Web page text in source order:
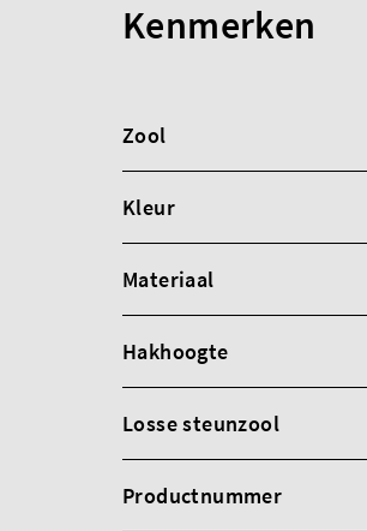
Kenmerken
Zool
Kleur
Materiaal
Hakhoogte
Losse steunzool
Productnummer